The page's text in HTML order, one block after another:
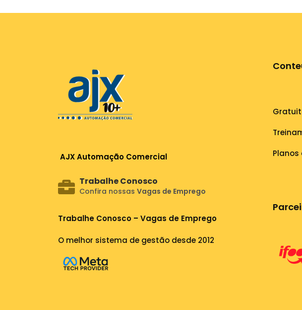
AJX Automação Comercial
Trabalhe Conosco
Confira nossas Vagas de Emprego
Trabalhe Conosco – Vagas de Emprego
O melhor sistema de gestão desde 2012
Planos